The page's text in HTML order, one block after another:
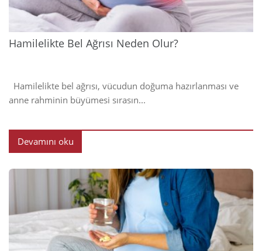
Hamilelikte Bel Ağrısı Neden Olur?
Hamilelikte bel ağrısı, vücudun doğuma hazırlanması ve
anne rahminin büyümesi sırasın...
Devamını oku
2024